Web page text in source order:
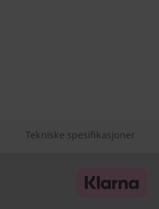
Tekniske spesifikasjoner